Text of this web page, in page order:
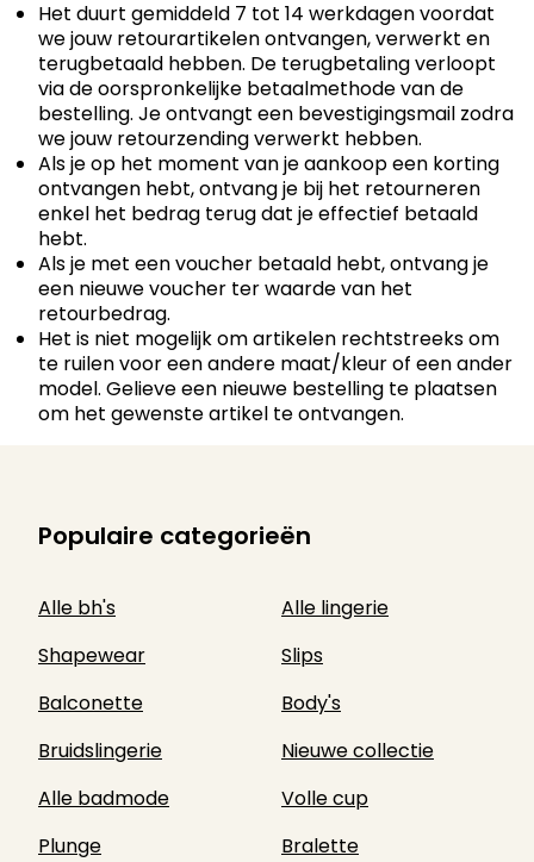
Het duurt gemiddeld 7 tot 14 werkdagen voordat
we jouw retourartikelen ontvangen, verwerkt en
terugbetaald hebben. De terugbetaling verloopt
via de oorspronkelijke betaalmethode van de
bestelling. Je ontvangt een bevestigingsmail zodra
we jouw retourzending verwerkt hebben.
Als je op het moment van je aankoop een korting
ontvangen hebt, ontvang je bij het retourneren
enkel het bedrag terug dat je effectief betaald
hebt.
Als je met een voucher betaald hebt, ontvang je
een nieuwe voucher ter waarde van het
retourbedrag.
Het is niet mogelijk om artikelen rechtstreeks om
te ruilen voor een andere maat/kleur of een ander
model. Gelieve een nieuwe bestelling te plaatsen
om het gewenste artikel te ontvangen.
Populaire categorieën
Alle bh's
Alle lingerie
Shapewear
Slips
Balconette
Body's
Bruidslingerie
Nieuwe collectie
Alle badmode
Volle cup
Plunge
Bralette